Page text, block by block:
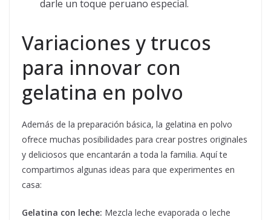
darle un toque peruano especial.
Variaciones y trucos
para innovar con
gelatina en polvo
Además de la preparación básica, la gelatina en polvo
ofrece muchas posibilidades para crear postres originales
y deliciosos que encantarán a toda la familia. Aquí te
compartimos algunas ideas para que experimentes en
casa:
Gelatina con leche: Mezcla leche evaporada o leche